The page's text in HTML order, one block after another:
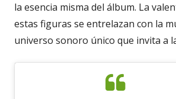
la esencia misma del álbum. La
estas figuras se entrelazan con la
universo sonoro único que invita a